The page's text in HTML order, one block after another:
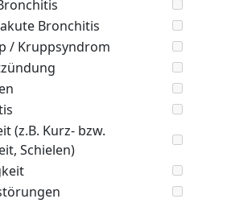
Bronchitis
/ Kruppsyndrom
(z.B. Kurz- bzw.
Schielen)